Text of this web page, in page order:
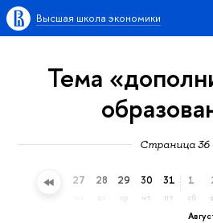
Высшая школа экономики
Тема
Страница 36
26 27 28 29
ср
30
чт
31
пт
1
сб